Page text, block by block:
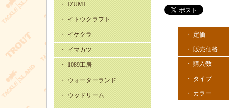
・ IZUMI
・ イトウクラフト
・ イケクラ
・ イマカツ
・ 1089工房
・ ウォーターランド
・ ウッドリーム
・ 定価
・ 販売価格
・ 購入数
・ タイプ
・ カラー